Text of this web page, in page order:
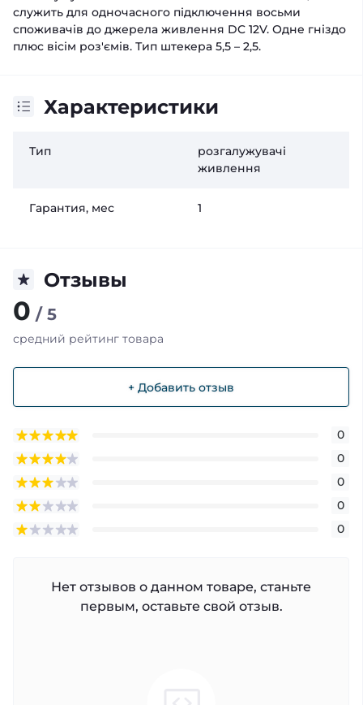
служить для одночасного підключення восьми
споживачів до джерела живлення DC 12V. Одне гніздо
плюс вісім роз'ємів. Тип штекера 5,5 – 2,5.
Характеристики
Тип
розгалужувачі
живлення
Гарантия, мес 1
Отзывы
0 / 5
средний рейтинг товара
+ Добавить отзыв
0
0
0
0
0
Нет отзывов о данном товаре, станьте
первым, оставьте свой отзыв.